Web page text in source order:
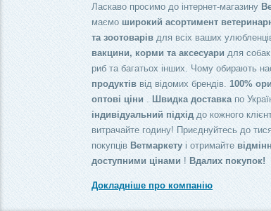
Ласкаво просимо до інтернет-магазину
маємоширокий асортимент
та зоотоварівдля всіх ваших
вакцини, корми та аксесуаридля собак,
риб та багатьох інших. Чому обирають
продуктів від відомих брендів.100%
оптові ціни. Швидка доставка по
індивідуальний підхід до кожного
витрачайте годину! Приєднуйтесь до
покупців Ветмаркетуі отримайте
доступними цінами ! Вдалих покупок!
Докладніше про компанію